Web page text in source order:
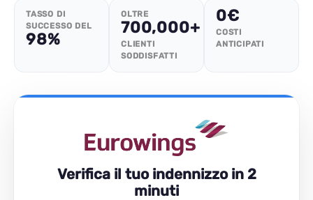
TASSO DI
SUCCESSO DEL
98%
OLTRE
700,000+
CLIENTI
SODDISFATTI
0€
COSTI
ANTICIPATI
Verifica il tuo indennizzo in 2
minuti